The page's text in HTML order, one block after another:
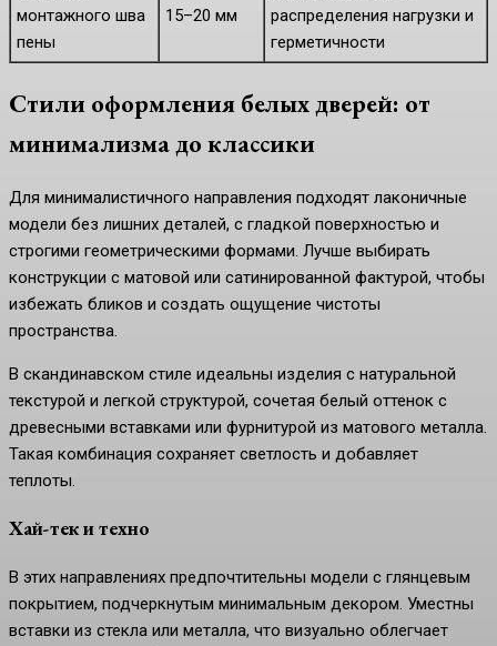
монтажного шва
пены
15–20 мм
распределения нагрузки и
герметичности
Стили оформления белых дверей: от
минимализма до классики
Для минималистичного направления подходят лаконичные
модели без лишних деталей, с гладкой поверхностью и
строгими геометрическими формами. Лучше выбирать
конструкции с матовой или сатинированной фактурой, чтобы
избежать бликов и создать ощущение чистоты
пространства.
В скандинавском стиле идеальны изделия с натуральной
текстурой и легкой структурой, сочетая белый оттенок с
древесными вставками или фурнитурой из матового металла.
Такая комбинация сохраняет светлость и добавляет
теплоты.
Хай-тек и техно
В этих направлениях предпочтительны модели с глянцевым
покрытием, подчеркнутым минимальным декором. Уместны
вставки из стекла или металла, что визуально облегчает